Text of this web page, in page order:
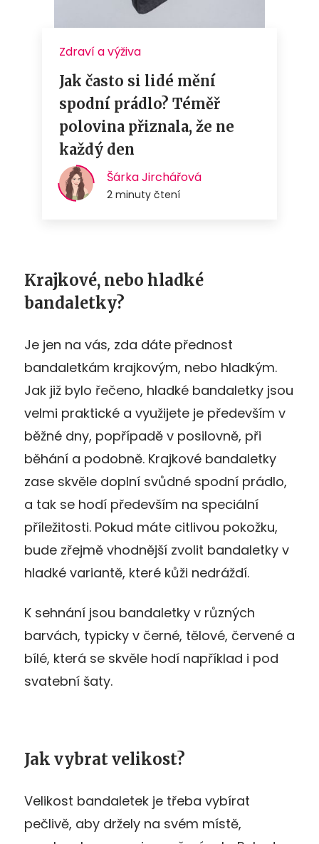
Krajkové, nebo hladké
bandaletky?
Je jen na vás, zda dáte přednost
bandaletkám krajkovým, nebo hladkým.
Jak již bylo řečeno, hladké bandaletky jsou
velmi praktické a využijete je především v
běžné dny, popřípadě v posilovně, při
běhání a podobně. Krajkové bandaletky
zase skvěle doplní svůdné spodní prádlo,
a tak se hodí především na speciální
příležitosti. Pokud máte citlivou pokožku,
bude zřejmě vhodnější zvolit bandaletky v
hladké variantě, které kůži nedráždí.
K sehnání jsou bandaletky v různých
barvách, typicky v černé, tělové, červené a
bílé, která se skvěle hodí například i pod
svatební šaty.
Jak vybrat velikost?
Velikost bandaletek je třeba vybírat
pečlivě, aby držely na svém místě,